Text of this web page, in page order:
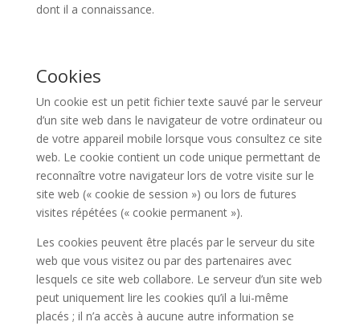
dont il a connaissance.
Cookies
Un cookie est un petit fichier texte sauvé par le serveur
d’un site web dans le navigateur de votre ordinateur ou
de votre appareil mobile lorsque vous consultez ce site
web. Le cookie contient un code unique permettant de
reconnaître votre navigateur lors de votre visite sur le
site web (« cookie de session ») ou lors de futures
visites répétées (« cookie permanent »).
Les cookies peuvent être placés par le serveur du site
web que vous visitez ou par des partenaires avec
lesquels ce site web collabore. Le serveur d’un site web
peut uniquement lire les cookies qu’il a lui-même
placés ; il n’a accès à aucune autre information se